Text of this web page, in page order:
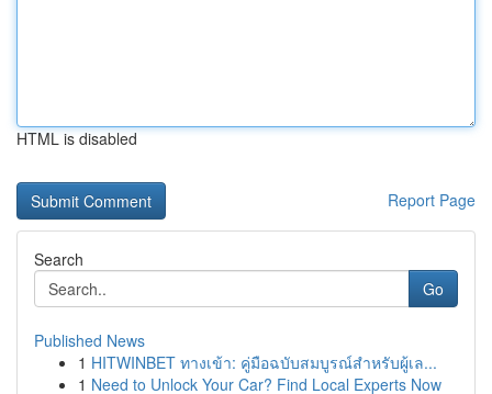
HTML is disabled
Report Page
Search
Go
Published News
1 HITWINBET ทางเข้า: คู่มือฉบับสมบูรณ์สำหรับผู้เล...
1 Need to Unlock Your Car? Find Local Experts Now